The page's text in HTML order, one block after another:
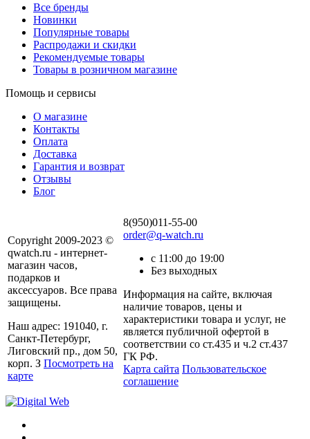
Все бренды
Новинки
Популярные товары
Распродажи и скидки
Рекомендуемые товары
Товары в розничном магазине
Помощь и сервисы
О магазине
Контакты
Оплата
Доставка
Гарантия и возврат
Отзывы
Блог
Copyright 2009-2023 ©
qwatch.ru - интернет-
магазин часов,
подарков и
аксессуаров. Все права
защищены.
Наш адрес: 191040, г.
Санкт-Петербург,
Лиговский пр., дом 50,
корп. З Посмотреть на
карте
8(950)011-55-00
order@q-watch.ru
с 11:00 до 19:00
Без выходных
Информация на сайте, включая
наличие товаров, цены и
характеристики товара и услуг, не
является публичной офертой в
соответствии со ст.435 и ч.2 ст.437
ГК РФ.
Карта сайта Пользовательское
соглашение